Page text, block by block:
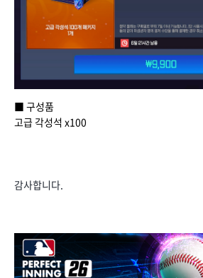
■ 구성품
고급 각성석 x100
감사합니다.